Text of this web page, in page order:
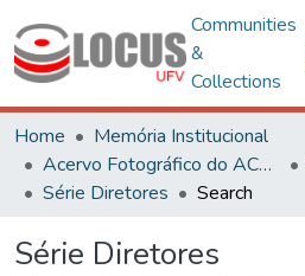
Communities
&
Collections
Home
Memória Institucional
Acervo Fotográfico do ACH-UFV
Série Diretores
Search
Série Diretores